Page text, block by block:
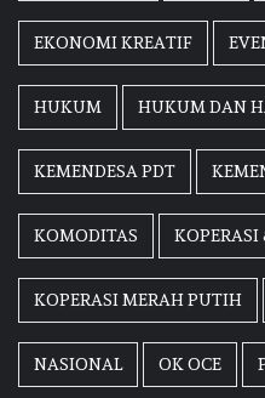
EKONOMI KREATIF
HUKUM HUKUM DAN
KEMENDESA PDT
KOMODITAS
KOPERASI MERAH PUTIH
NASIONAL OK OCE